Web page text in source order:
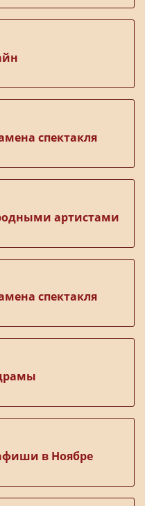
спектакля
артистами
спектакля
в Ноябре